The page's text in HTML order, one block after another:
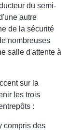
du semi-
autre
de la sécurité
nombreuses
salle d'attente à
sur la
les trois
:
compris des